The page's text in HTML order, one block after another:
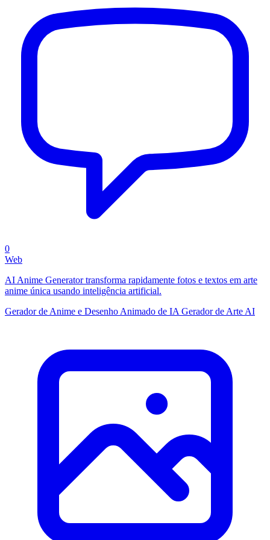
0
Web
AI Anime Generator transforma rapidamente fotos e textos em arte
anime única usando inteligência artificial.
Gerador de Anime e Desenho Animado de IA Gerador de Arte AI